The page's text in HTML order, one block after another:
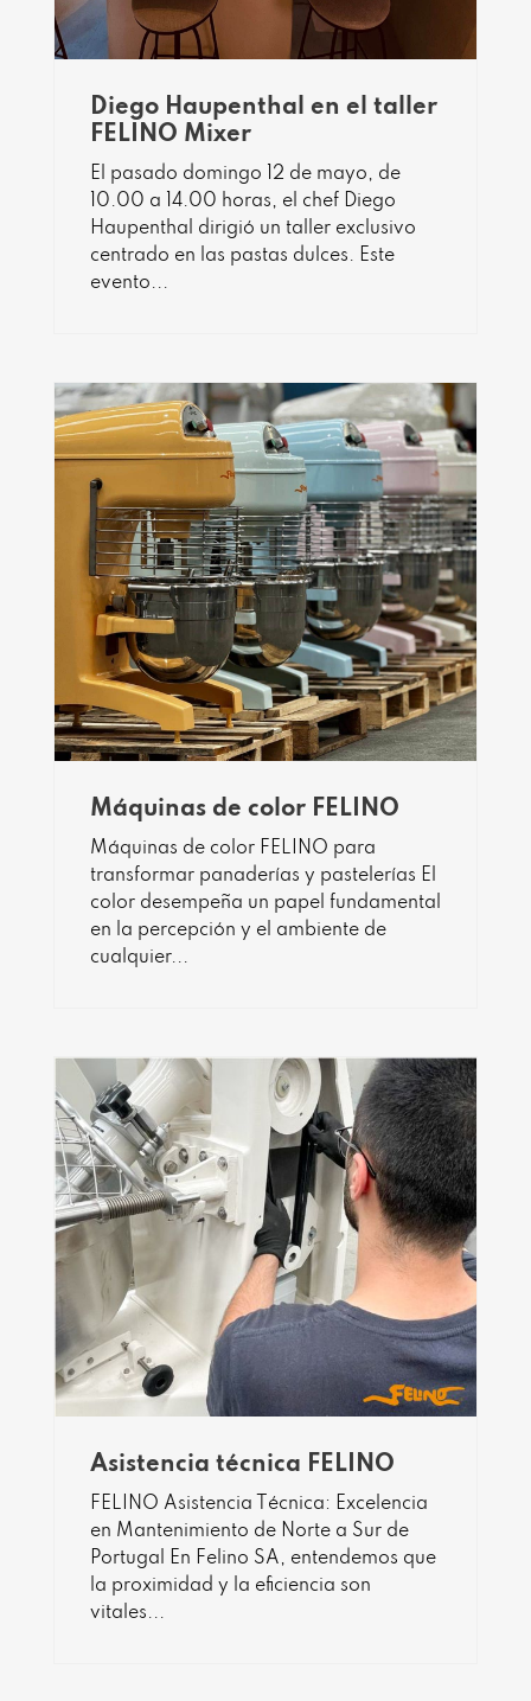
Diego Haupenthal en el taller
FELINO Mixer
El pasado domingo 12 de mayo, de
10.00 a 14.00 horas, el chef Diego
Haupenthal dirigió un taller exclusivo
centrado en las pastas dulces. Este
evento...
Máquinas de color FELINO
Máquinas de color FELINO para
transformar panaderías y pastelerías El
color desempeña un papel fundamental
en la percepción y el ambiente de
cualquier...
Asistencia técnica FELINO
FELINO Asistencia Técnica: Excelencia
en Mantenimiento de Norte a Sur de
Portugal En Felino SA, entendemos que
la proximidad y la eficiencia son
vitales...